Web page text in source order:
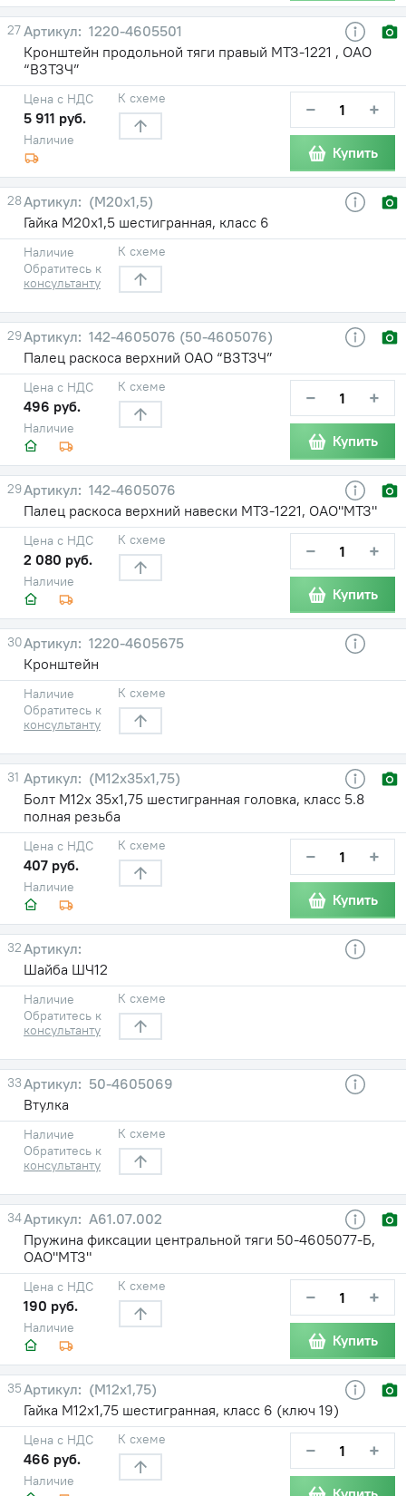
27
1220-4605501
Кронштейн продольной тяги правый МТЗ-1221 , ОАО
“ВЗТЗЧ”
Наличие
Цена с НДС
5 911 руб.
К схеме − +
Купить
28
(М20х1,5)
Гайка М20х1,5 шестигранная, класс 6
Наличие
Обратитесь к
консультанту
К схеме
29
142-4605076 (50-4605076)
Палец раскоса верхний ОАО “ВЗТЗЧ”
Наличие
Цена с НДС
496 руб.
К схеме − +
Купить
29
142-4605076
Палец раскоса верхний навески МТЗ-1221, ОАО"МТЗ"
Наличие
Цена с НДС
2 080 руб.
К схеме − +
Купить
30
1220-4605675
Кронштейн
Наличие
Обратитесь к
консультанту
К схеме
31
(М12х35х1,75)
Болт М12х 35х1,75 шестигранная головка, класс 5.8
полная резьба
Наличие
Цена с НДС
407 руб.
К схеме − +
Купить
32
Шайба ШЧ12
Наличие
Обратитесь к
консультанту
К схеме
33
50-4605069
Втулка
Наличие
Обратитесь к
консультанту
К схеме
34
А61.07.002
Пружина фиксации центральной тяги 50-4605077-Б,
ОАО"МТЗ"
Наличие
Цена с НДС
190 руб.
К схеме − +
Купить
35
(М12х1,75)
Гайка М12х1,75 шестигранная, класс 6 (ключ 19)
Наличие
Цена с НДС
466 руб.
К схеме − +